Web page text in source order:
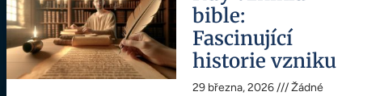
bible:
Fascinující
historie vzniku
29 března, 2026
Žádné